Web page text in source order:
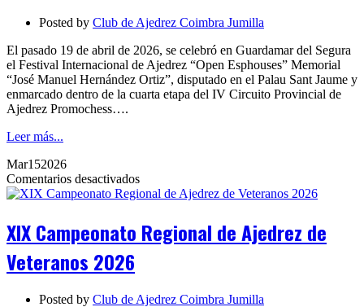
Ortiz
Posted by Club de Ajedrez Coimbra Jumilla
El pasado 19 de abril de 2026, se celebró en Guardamar del Segura
el Festival Internacional de Ajedrez “Open Esphouses” Memorial
“José Manuel Hernández Ortiz”, disputado en el Palau Sant Jaume y
enmarcado dentro de la cuarta etapa del IV Circuito Provincial de
Ajedrez Promochess….
Leer más...
Mar152026
Comentarios desactivadosen
XIX
de
2026
XIX Campeonato Regional de Ajedrez de
Veteranos 2026
Posted by Club de Ajedrez Coimbra Jumilla